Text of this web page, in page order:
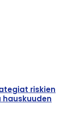
riskien
hauskuuden